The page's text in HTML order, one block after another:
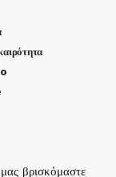
βρισκόμαστε